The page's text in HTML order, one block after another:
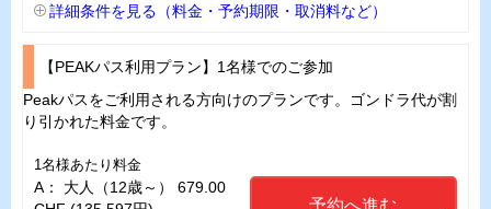
詳細条件を見る（料金・予約期限・取消料など）
【PEAKパス利用プラン】1名様でのご参加
Peakパスをご利用される方向けのプランです。ゴンドラ代が割
り引かれた料金です。
1名様あたり料金
A： 大人（12歳～） 679.00
予約へ進む